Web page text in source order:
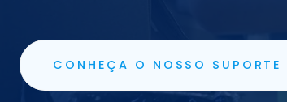
CONHEÇA O NOSSO SUPORTE